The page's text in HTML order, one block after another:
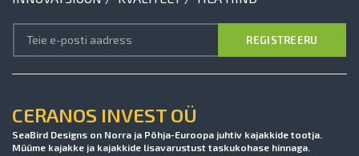
CERANOS INVEST OÜ
SeaBird Designs on Norra ja Põhja-Euroopa juhtiv kajakkide tootja.
Müüme kajakke ja kajakkide lisavarustust taskukohase hinnaga.